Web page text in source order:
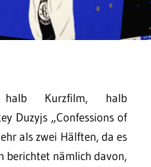
halb Kurzfilm, halb
Duzyjs „Confessions of
als zwei Hälften, da es
berichtet nämlich davon,